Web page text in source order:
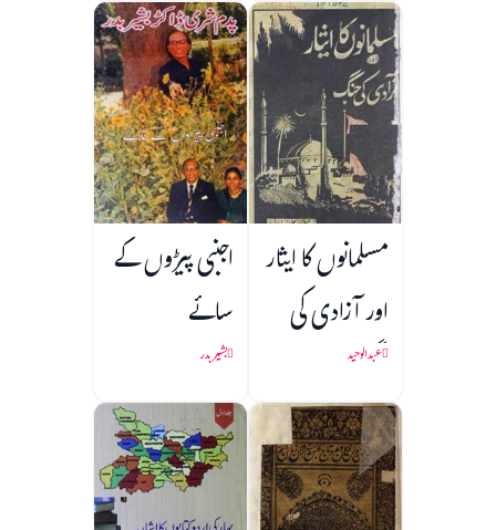
مسلمانوں کا ایثار
اور آزادی کی
جنگ
عبدالوحید
اجنبی پیڑوں کے
سائے
بشیر بدر